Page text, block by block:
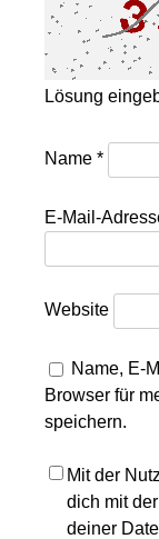
Lösung
Name*
E-Mail-
Website
Name, E-
Browser für
speichern.
Mit der
dich mit
deiner